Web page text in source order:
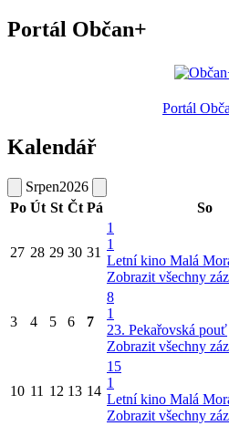
Portál Občan+
Portál
Kalendář
Srpen2026
Po Út St Čt Pá So
27 28 29 30 31
1
1
Letní kino Malá
Zobrazit všechny
3 4 5 6 7
8
1
23. Pekařovská pouť
Zobrazit všechny
10 11 12 13 14
15
1
Letní kino Malá
Zobrazit všechny